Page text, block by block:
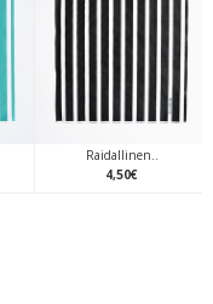
Raidallinen..
4,50€